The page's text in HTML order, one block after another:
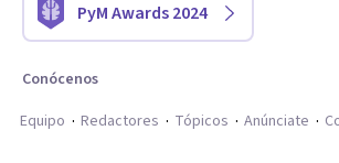
PyM Awards 2024
Conócenos
Equipo
Redactores Tópicos Anúnciate